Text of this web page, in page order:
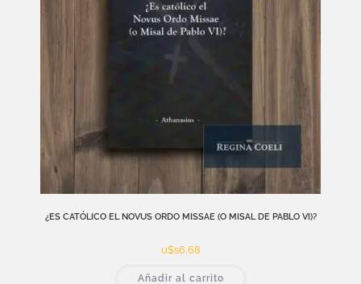
¿ES CATÓLICO EL NOVUS ORDO MISSAE (O MISAL DE PABLO VI)?
u$s6,68
Añadir al carrito